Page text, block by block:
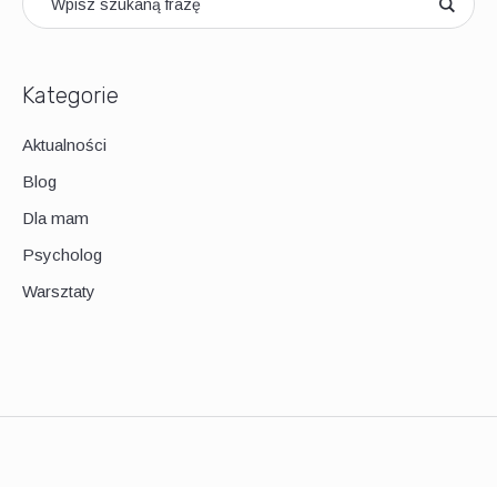
Kategorie
Aktualności
Blog
Dla mam
Psycholog
Warsztaty